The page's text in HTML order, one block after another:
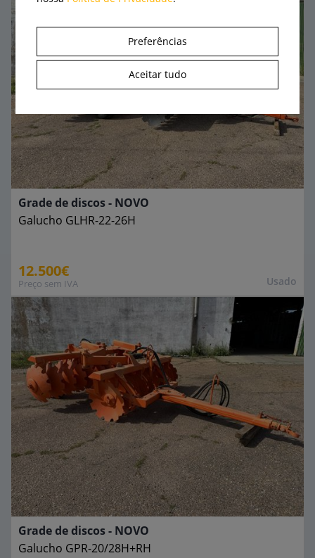
Usado
Grade de discos - NOVO
Galucho GLHR-22-26H
12.500€
Preço sem IVA
Grade de discos - NOVO
Galucho GPR-20/28H+RH
Preferências
Aceitar tudo